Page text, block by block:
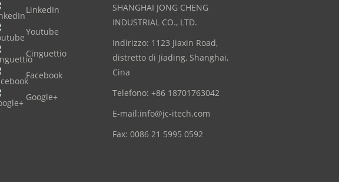
LinkedIn
Youtube
Cinguettio
Facebook
Google+
SHANGHAI JONG CHENG
INDUSTRIAL CO., LTD.
Indirizzo: 1123 Jiaxin Road,
distretto di Jiading, Shanghai,
Cina
Telefono: +86 18701763042
E-mail:info@jc-itech.com
Fax: 0086 21 5995 0592